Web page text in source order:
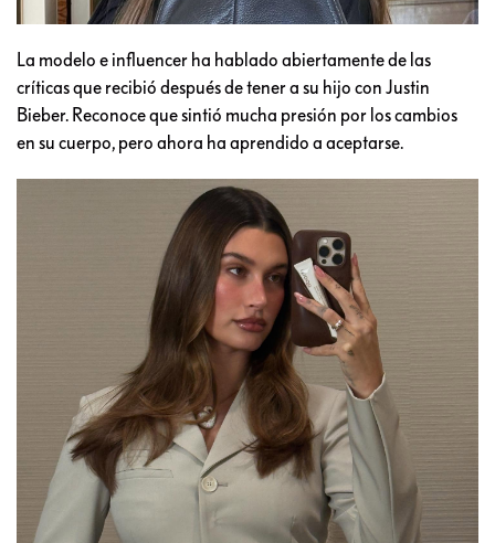
La modelo e influencer ha hablado abiertamente de las
críticas que recibió después de tener a su hijo con Justin
Bieber. Reconoce que sintió mucha presión por los cambios
en su cuerpo, pero ahora ha aprendido a aceptarse.